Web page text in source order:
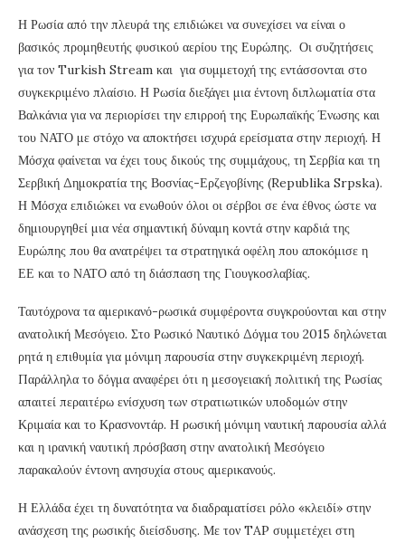
Η Ρωσία από την πλευρά της επιδιώκει να συνεχίσει να είναι ο
βασικός προμηθευτής φυσικού αερίου της Ευρώπης. Οι συζητήσεις
για τον Turkish Stream και για συμμετοχή της εντάσσονται στο
συγκεκριμένο πλαίσιο. Η Ρωσία διεξάγει μια έντονη διπλωματία στα
Βαλκάνια για να περιορίσει την επιρροή της Ευρωπαϊκής Ένωσης και
του ΝΑΤΟ με στόχο να αποκτήσει ισχυρά ερείσματα στην περιοχή. Η
Μόσχα φαίνεται να έχει τους δικούς της συμμάχους, τη Σερβία και τη
Σερβική Δημοκρατία της Βοσνίας-Ερζεγοβίνης (Republika Srpska).
Η Μόσχα επιδιώκει να ενωθούν όλοι οι σέρβοι σε ένα έθνος ώστε να
δημιουργηθεί μια νέα σημαντική δύναμη κοντά στην καρδιά της
Ευρώπης που θα ανατρέψει τα στρατηγικά οφέλη που αποκόμισε η
ΕΕ και το ΝΑΤΟ από τη διάσπαση της Γιουγκοσλαβίας.
Ταυτόχρονα τα αμερικανό-ρωσικά συμφέροντα συγκρούονται και στην
ανατολική Μεσόγειο. Στο Ρωσικό Ναυτικό Δόγμα του 2015 δηλώνεται
ρητά η επιθυμία για μόνιμη παρουσία στην συγκεκριμένη περιοχή.
Παράλληλα το δόγμα αναφέρει ότι η μεσογειακή πολιτική της Ρωσίας
απαιτεί περαιτέρω ενίσχυση των στρατιωτικών υποδομών στην
Κριμαία και το Κρασνοντάρ. Η ρωσική μόνιμη ναυτική παρουσία αλλά
και η ιρανική ναυτική πρόσβαση στην ανατολική Μεσόγειο
παρακαλούν έντονη ανησυχία στους αμερικανούς.
Η Ελλάδα έχει τη δυνατότητα να διαδραματίσει ρόλο «κλειδί» στην
ανάσχεση της ρωσικής διείσδυσης. Με τον TAP συμμετέχει στη